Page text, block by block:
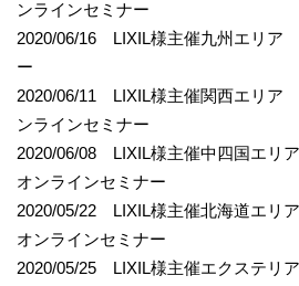
ンラインセミナー
2020/06/16 LIXIL様主催九州エリア
ー
2020/06/11 LIXIL様主催関西エリ
ンラインセミナー
2020/06/08 LIXIL様主催中四国エ
オンラインセミナー
2020/05/22 LIXIL様主催北海道エ
オンラインセミナー
2020/05/25 LIXIL様主催エクステ